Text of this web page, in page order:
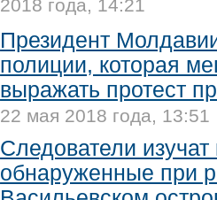
2018 года, 14:21
Президент
полиции, которая
выражать протест
22 мая 2018 года, 13:51
Следователи изучат
обнаруженные при